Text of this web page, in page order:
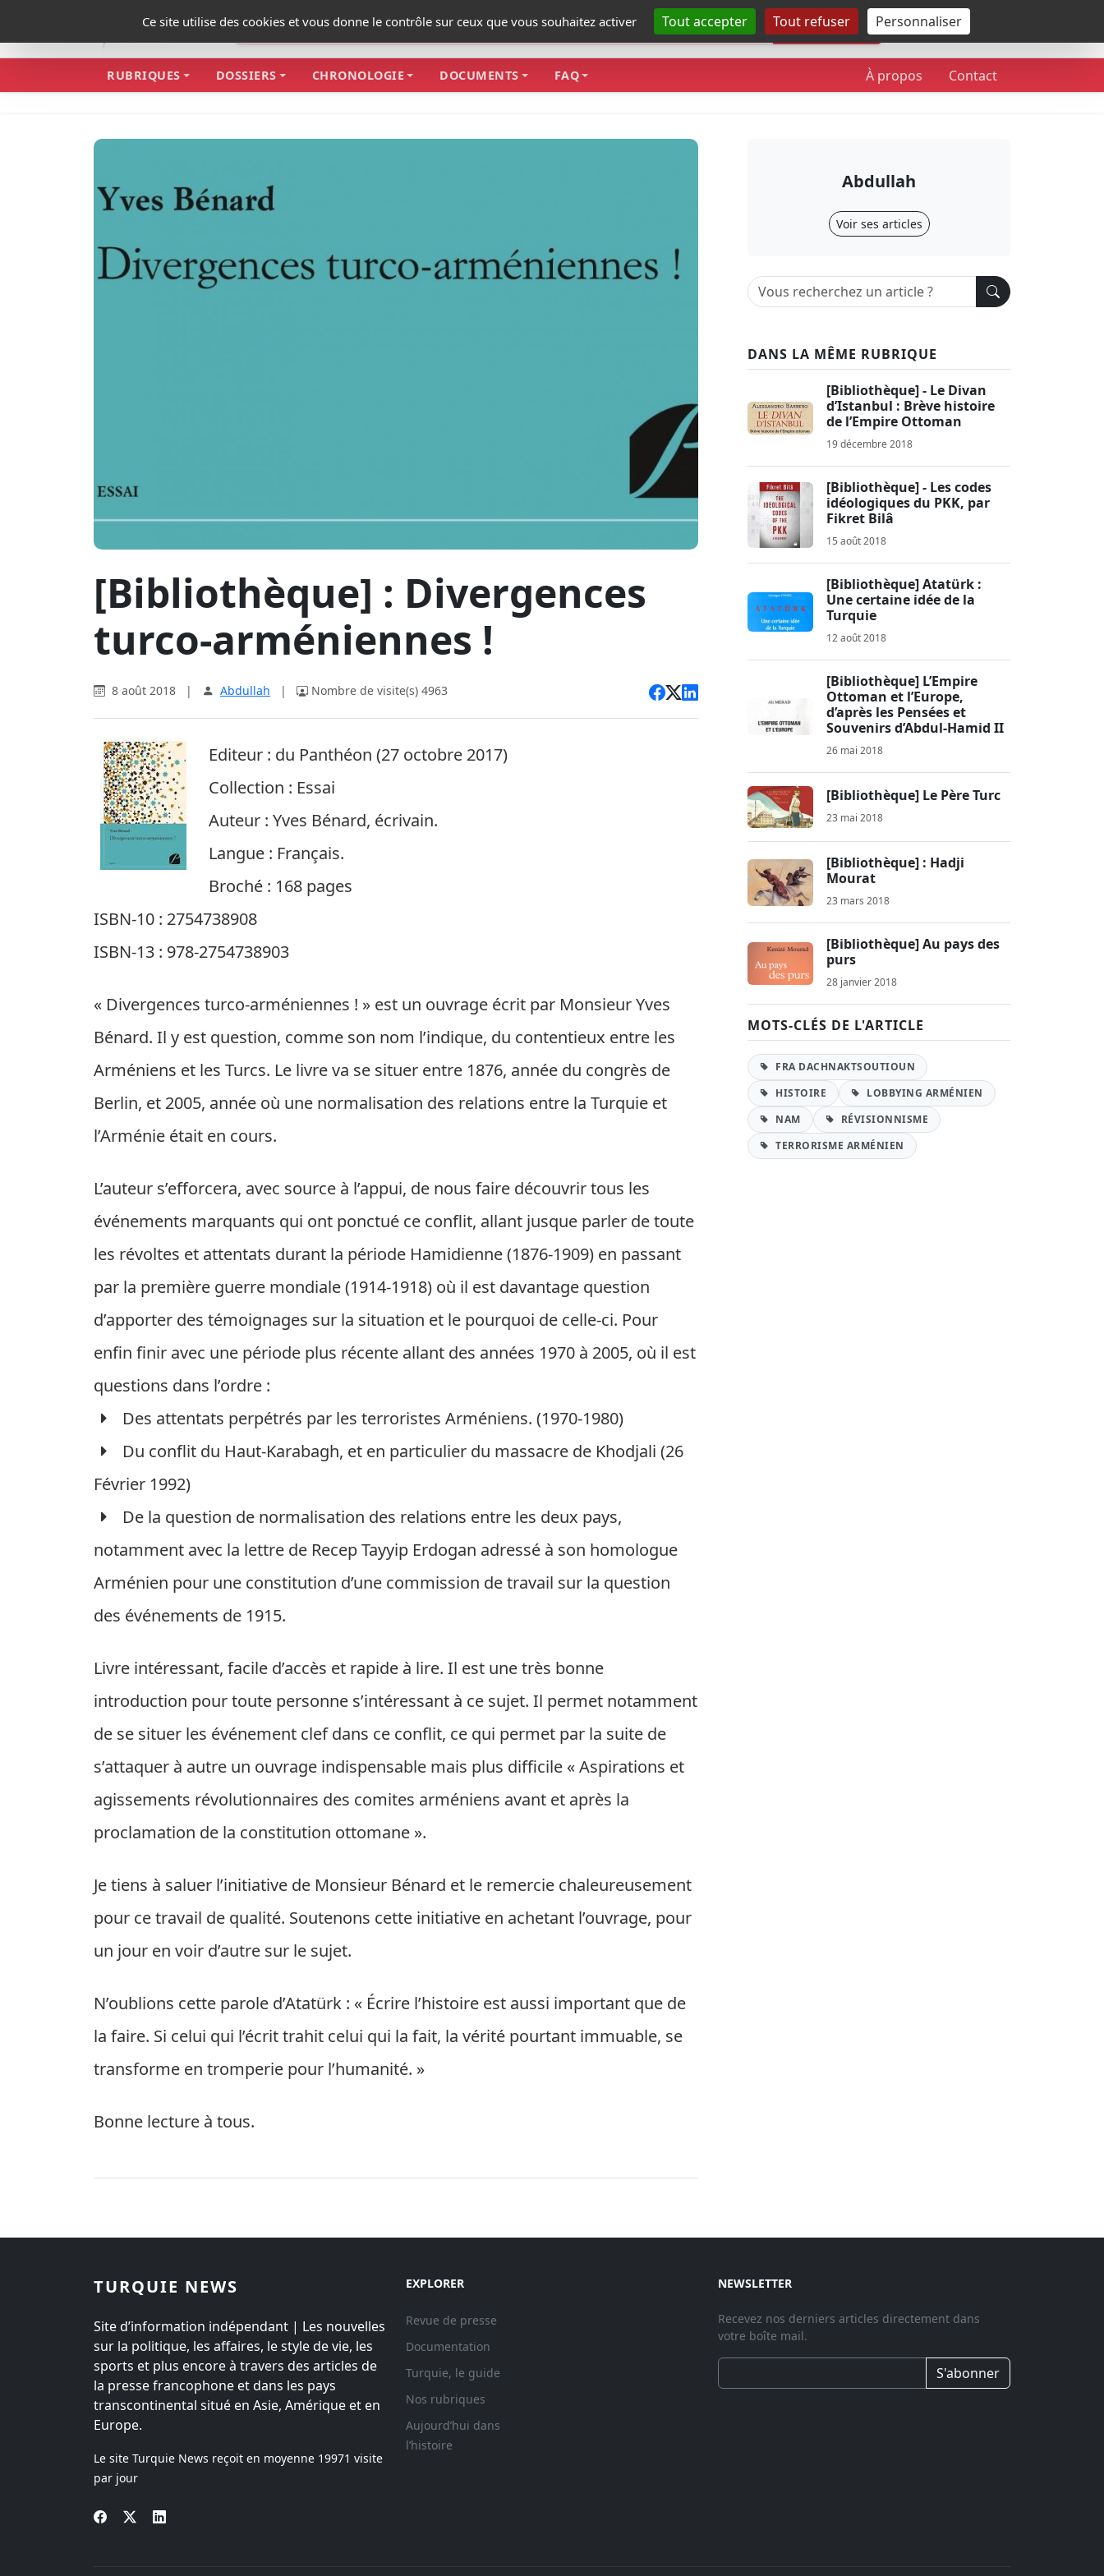
Ce site utilise des cookies et vous donne le contrôle sur ceux que vous souhaitez activer Tout accepter Tout refuser Personnaliser
Rechercher
RUBRIQUES DOSSIERS CHRONOLOGIE DOCUMENTS FAQ À propos Contact
[Bibliothèque] : Divergences
turco-arméniennes !
8 août 2018 | Abdullah | Nombre de visite(s) 4963
Editeur : du Panthéon (27 octobre 2017)
Collection : Essai
Auteur : Yves Bénard, écrivain.
Langue : Français.
Broché : 168 pages
ISBN-10 : 2754738908
ISBN-13 : 978-2754738903
« Divergences turco-arméniennes ! » est un ouvrage écrit par Monsieur Yves
Bénard. Il y est question, comme son nom l’indique, du contentieux entre les
Arméniens et les Turcs. Le livre va se situer entre 1876, année du congrès de
Berlin, et 2005, année où une normalisation des relations entre la Turquie et
l’Arménie était en cours.
L’auteur s’efforcera, avec source à l’appui, de nous faire découvrir tous les
événements marquants qui ont ponctué ce conflit, allant jusque parler de toute
les révoltes et attentats durant la période Hamidienne (1876-1909) en passant
par la première guerre mondiale (1914-1918) où il est davantage question
d’apporter des témoignages sur la situation et le pourquoi de celle-ci. Pour
enfin finir avec une période plus récente allant des années 1970 à 2005, où il est
questions dans l’ordre :
Des attentats perpétrés par les terroristes Arméniens. (1970-1980)
Du conflit du Haut-Karabagh, et en particulier du massacre de Khodjali (26
Février 1992)
De la question de normalisation des relations entre les deux pays,
notamment avec la lettre de Recep Tayyip Erdogan adressé à son homologue
Arménien pour une constitution d’une commission de travail sur la question
des événements de 1915.
Livre intéressant, facile d’accès et rapide à lire. Il est une très bonne
introduction pour toute personne s’intéressant à ce sujet. Il permet notamment
de se situer les événement clef dans ce conflit, ce qui permet par la suite de
s’attaquer à autre un ouvrage indispensable mais plus difficile « Aspirations et
agissements révolutionnaires des comites arméniens avant et après la
proclamation de la constitution ottomane ».
Je tiens à saluer l’initiative de Monsieur Bénard et le remercie chaleureusement
pour ce travail de qualité. Soutenons cette initiative en achetant l’ouvrage, pour
un jour en voir d’autre sur le sujet.
N’oublions cette parole d’Atatürk : « Écrire l’histoire est aussi important que de
la faire. Si celui qui l’écrit trahit celui qui la fait, la vérité pourtant immuable, se
transforme en tromperie pour l’humanité. »
Bonne lecture à tous.
Abdullah
Voir ses articles
DANS LA MÊME RUBRIQUE
[Bibliothèque] - Le Divan
d’Istanbul : Brève histoire
de l’Empire Ottoman
19 décembre 2018
[Bibliothèque] - Les codes
idéologiques du PKK, par
Fikret Bilâ
15 août 2018
[Bibliothèque] Atatürk :
Une certaine idée de la
Turquie
12 août 2018
[Bibliothèque] L’Empire
Ottoman et l’Europe,
d’après les Pensées et
Souvenirs d’Abdul-Hamid II
26 mai 2018
[Bibliothèque] Le Père Turc
23 mai 2018
[Bibliothèque] : Hadji
Mourat
23 mars 2018
[Bibliothèque] Au pays des
purs
28 janvier 2018
MOTS-CLÉS DE L'ARTICLE
FRA DACHNAKTSOUTIOUN
HISTOIRE
LOBBYING ARMÉNIEN
NAM
RÉVISIONNISME
TERRORISME ARMÉNIEN
TURQUIE NEWS
Site d’information indépendant | Les nouvelles
sur la politique, les affaires, le style de vie, les
sports et plus encore à travers des articles de
la presse francophone et dans les pays
transcontinental situé en Asie, Amérique et en
Europe.
Le site Turquie News reçoit en moyenne 19971 visite
par jour
EXPLORER
Revue de presse
Documentation
Turquie, le guide
Nos rubriques
Aujourd’hui dans
l’histoire
NEWSLETTER
Recevez nos derniers articles directement dans
votre boîte mail.
S'abonner